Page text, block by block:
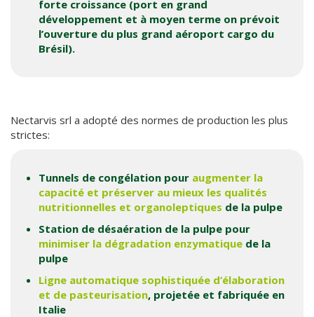
forte croissance (port en grand
développement et à moyen terme on prévoit
l’ouverture du plus grand aéroport cargo du
Brésil).
Nectarvis srl a adopté des normes de production les plus
strictes:
Tunnels de congélation pour augmenter la
capacité et préserver au mieux les qualités
nutritionnelles et organoleptiques de la pulpe
Station de désaération de la pulpe pour
minimiser la dégradation enzymatique de la
pulpe
Ligne automatique sophistiquée d’élaboration
et de pasteurisation, projetée et fabriquée en
Italie